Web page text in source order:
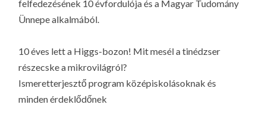
felfedezésének 10 évfordulója és a Magyar Tudomány
Ünnepe alkalmából.
10 éves lett a Higgs-bozon! Mit mesél a tinédzser
részecske a mikrovilágról?
Ismeretterjesztő program középiskolásoknak és
minden érdeklődőnek